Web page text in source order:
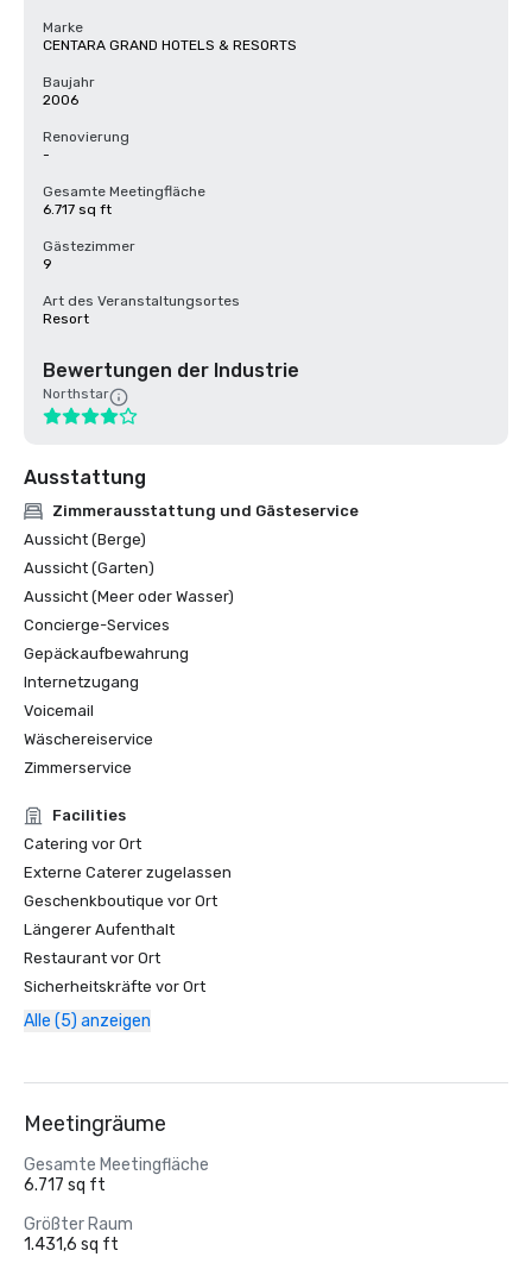
Marke
CENTARA GRAND HOTELS & RESORTS
Baujahr
2006
Renovierung
-
Gesamte Meetingfläche
6.717 sq ft
Gästezimmer
9
Art des Veranstaltungsortes
Resort
Bewertungen der Industrie
Northstar
Ausstattung
Zimmerausstattung und Gästeservice
Aussicht (Berge)
Aussicht (Garten)
Aussicht (Meer oder Wasser)
Concierge-Services
Gepäckaufbewahrung
Internetzugang
Voicemail
Wäschereiservice
Zimmerservice
Facilities
Catering vor Ort
Externe Caterer zugelassen
Geschenkboutique vor Ort
Längerer Aufenthalt
Restaurant vor Ort
Sicherheitskräfte vor Ort
Alle (5) anzeigen
Meetingräume
Gesamte Meetingfläche
6.717 sq ft
Größter Raum
1.431,6 sq ft